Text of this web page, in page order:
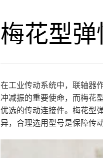
梅花型
在工业传动系统中，联轴器
冲减振的重要使命，而梅花
优选的传动连接件。梅花型
异，合理选用型号是保障传